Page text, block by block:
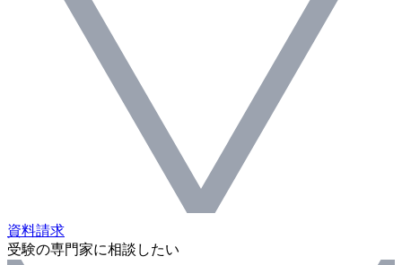
資料請求
受験の専門家に相談したい